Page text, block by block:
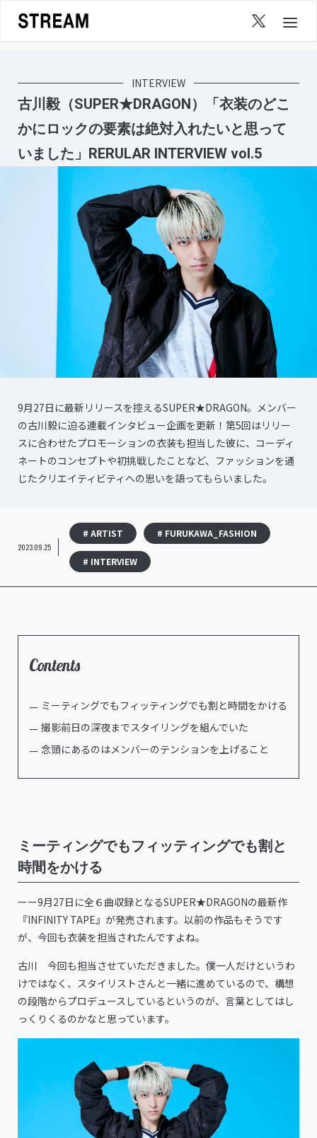
content
INTERVIEW
古川毅（SUPER★DRAGON）「衣装のどこ
かにロックの要素は絶対入れたいと思って
いました」RERULAR INTERVIEW vol.5
9月27日に最新リリースを控えるSUPER★DRAGON。メンバー
の古川毅に迫る連載インタビュー企画を更新！第5回はリリー
スに合わせたプロモーションの衣装も担当した彼に、コーディ
ネートのコンセプトや初挑戦したことなど、ファッションを通
じたクリエイティビティへの思いを語ってもらいました。
2023.09.25
# ARTIST # FURUKAWA_FASHION
# INTERVIEW
Contents
ミーティングでもフィッティングでも割と時間をかける
撮影前日の深夜までスタイリングを組んでいた
念頭にあるのはメンバーのテンションを上げること
ミーティングでもフィッティングでも割と
時間をかける
ーー9月27日に全６曲収録となるSUPER★DRAGONの最新作​
『INFINITY TAPE』が発売されます。以前の作品もそうです
が、今回も衣装を担当されたんですよね。
古川 今回も担当させていただきました。僕一人だけというわ
けではなく、スタイリストさんと一緒に進めているので、構想
の段階からプロデュースしている​というのが、言葉としてはし
っくりくるのかなと思っています。